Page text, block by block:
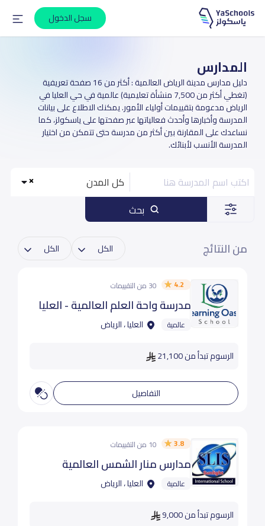
سجل الدخول
المدارس
دليل مدارس مدينة الرياض العالمية : أكثر من 16 صفحة تعريفية
(تغطي أكثر من 7,500 منشأة تعليمية) عالمية في حي العليا في
الرياض مدعومة بتقييمات أولياء الأمور. يمكنك الاطلاع على بيانات
المدرسة وأخبارها وأحدث فعالياتها عبر صفحتها على ياسكولز، كما
نساعدك على المقارنة بين أكثر من مدرسة حتى تتمكن من اختيار
المدرسة الأنسب لأبنائك.
كل المدن
من النتائج
4.2 30 من التقييمات
مدرسة واحة العلم العالمية - العليا
عالمية العليا ، الرياض
الرسوم تبدأ من 21,100
التفاصيل
3.8 10 من التقييمات
مدارس منار الشمس العالمية
عالمية العليا ، الرياض
الرسوم تبدأ من 9,000